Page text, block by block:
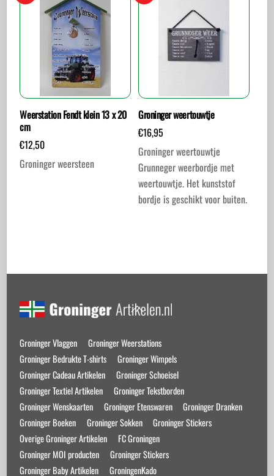
Weerstation Fendt klein 13 x 20
cm
€12,50
Groninger weersteen
Groninger weertouwtje
€16,95
Groninger weertouwtje
Grunneger weerbordje met
weertouwtje. Het kunststof
bordje is geschikt voor buiten.
Back
Top
Groninger Vlaggen
Groninger Weerstations
Groninger Bedrukte T-shirts
Groninger Wimpels
Groninger Cadeau Artikelen
Groninger Schoeisel
Groninger Textiel Artikelen
Groninger Tekstborden
Groninger Wenskaarten
Groninger Etenswaren
Groninger Dranken
Groninger Boeken
Groninger Sokken
Groninger Stickers
Overige Groninger Artikelen
FC Groningen
Groninger MOI producten
Groninger Stickers
Groninger Baby Artikelen
GroningenKado